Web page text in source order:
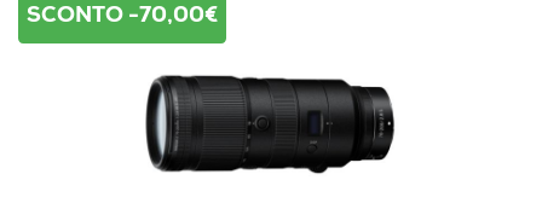
SCONTO -70,00€